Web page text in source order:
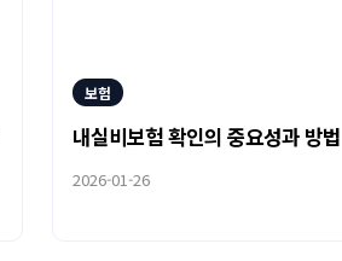
보험
내실비보험 확인의 중요성과 방법
2026-01-26